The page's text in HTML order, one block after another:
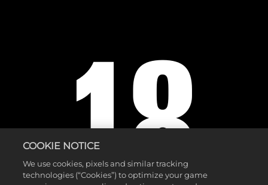
COOKIE NOTICE
We use cookies, pixels and similar tracking
technologies (“Cookies”) to optimize your game